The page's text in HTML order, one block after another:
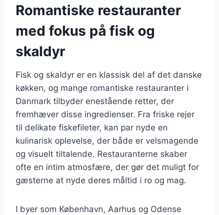
Romantiske restauranter
med fokus på fisk og
skaldyr
Fisk og skaldyr er en klassisk del af det danske
køkken, og mange romantiske restauranter i
Danmark tilbyder enestående retter, der
fremhæver disse ingredienser. Fra friske rejer
til delikate fiskefileter, kan par nyde en
kulinarisk oplevelse, der både er velsmagende
og visuelt tiltalende. Restauranterne skaber
ofte en intim atmosfære, der gør det muligt for
gæsterne at nyde deres måltid i ro og mag.
I byer som København, Aarhus og Odense